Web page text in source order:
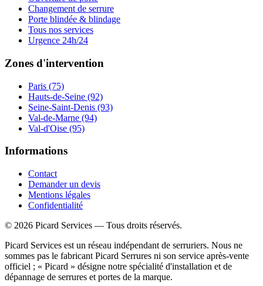
Changement de serrure
Porte blindée & blindage
Tous nos services
Urgence 24h/24
Zones d'intervention
Paris (75)
Hauts-de-Seine (92)
Seine-Saint-Denis (93)
Val-de-Marne (94)
Val-d'Oise (95)
Informations
Contact
Demander un devis
Mentions légales
Confidentialité
© 2026 Picard Services — Tous droits réservés.
Picard Services est un réseau indépendant de serruriers. Nous ne
sommes pas le fabricant Picard Serrures ni son service après-vente
officiel ; « Picard » désigne notre spécialité d'installation et de
dépannage de serrures et portes de la marque.